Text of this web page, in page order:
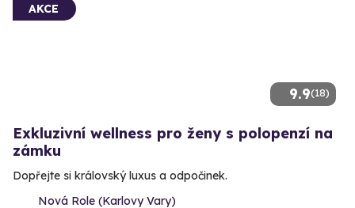
9.9(18)
AKCE
Exkluzivní wellness pro ženy s polopenzí na
zámku
Dopřejte si královský luxus a odpočinek.
Nová Role (Karlovy Vary)